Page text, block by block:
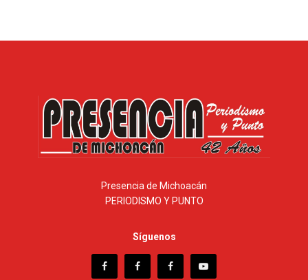
Presencia de Michoacán
PERIODISMO Y PUNTO
Síguenos